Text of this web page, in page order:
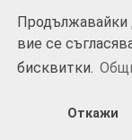
Продължавайки
вие се
бисквитки.
Откажи
такава